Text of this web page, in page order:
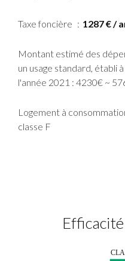
Taxe foncière 1287 € /
Montant estimé des
un usage standard, établi
l'année 2021 : 4230€ ~
Logement à
classe F